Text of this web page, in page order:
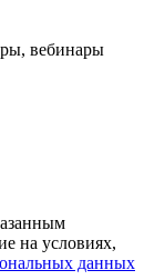
вебинары
на условиях,
данных